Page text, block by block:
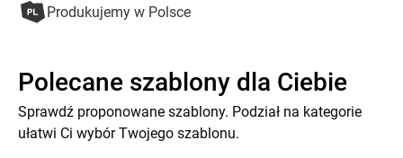
Produkujemy w Polsce
Polecane szablony dla Ciebie
Sprawdź proponowane szablony. Podział na kategorie
ułatwi Ci wybór Twojego szablonu.